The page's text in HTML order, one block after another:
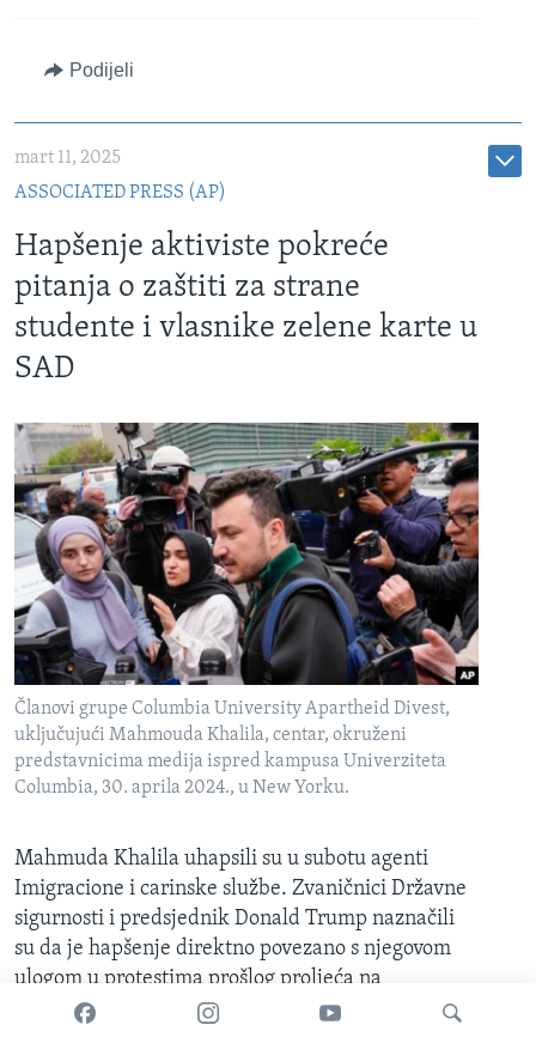
Podijeli
mart 11, 2025
ASSOCIATED PRESS (AP)
Hapšenje aktiviste pokreće
pitanja o zaštiti za strane
studente i vlasnike zelene karte u
SAD
Članovi grupe Columbia University Apartheid Divest,
uključujući Mahmouda Khalila, centar, okruženi
predstavnicima medija ispred kampusa Univerziteta
Columbia, 30. aprila 2024., u New Yorku.
Mahmuda Khalila uhapsili su u subotu agenti
Imigracione i carinske službe. Zvaničnici Državne
sigurnosti i predsjednik Donald Trump naznačili
su da je hapšenje direktno povezano s njegovom
ulogom u protestima prošlog proljeća na
Univerzitetu Kolumbija u New Yorku.